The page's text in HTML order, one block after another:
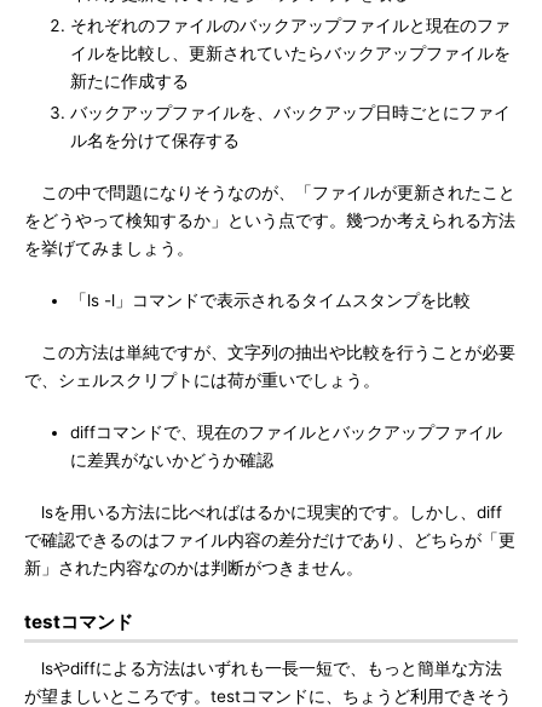
それぞれのファイルのバックアップファイルと現在のファ
イルを比較し、更新されていたらバックアップファイルを
新たに作成する
バックアップファイルを、バックアップ日時ごとにファイ
ル名を分けて保存する
この中で問題になりそうなのが、「ファイルが更新されたこと
をどうやって検知するか」という点です。幾つか考えられる方法
を挙げてみましょう。
「ls -l」コマンドで表示されるタイムスタンプを比較
この方法は単純ですが、文字列の抽出や比較を行うことが必要
で、シェルスクリプトには荷が重いでしょう。
diffコマンドで、現在のファイルとバックアップファイル
に差異がないかどうか確認
lsを用いる方法に比べればはるかに現実的です。しかし、diff
で確認できるのはファイル内容の差分だけであり、どちらが「更
新」された内容なのかは判断がつきません。
testコマンド
lsやdiffによる方法はいずれも一長一短で、もっと簡単な方法
が望ましいところです。testコマンドに、ちょうど利用できそう